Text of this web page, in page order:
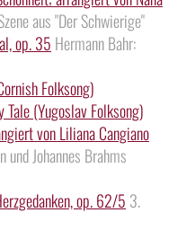
aus "Der Schwierige"
op. 35 Hermann Bahr:
Folksong)
Tale (Yugoslav Folksong)
von Liliana Cangiano
und Johannes Brahms
op. 62/5 3.